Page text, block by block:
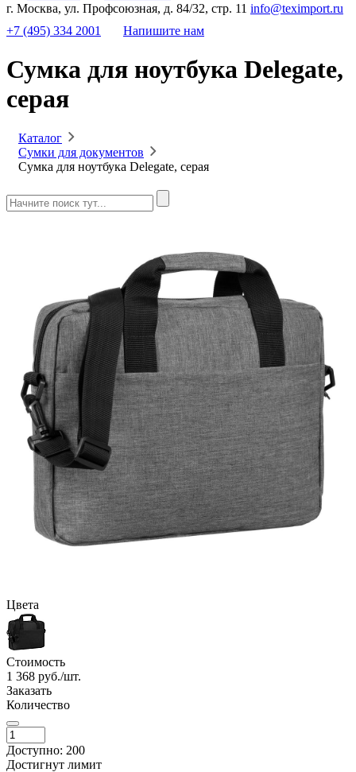
г. Москва, ул. Профсоюзная, д. 84/32, стр. 11 info@teximport.ru
+7 (495) 334 2001
Напишите нам
Сумка для ноутбука Delegate,
серая
Каталог
Сумки для документов
Сумка для ноутбука Delegate, серая
Цвета
Стоимость
1 368 руб./шт.
Заказать
Количество
Доступно: 200
Достигнут лимит